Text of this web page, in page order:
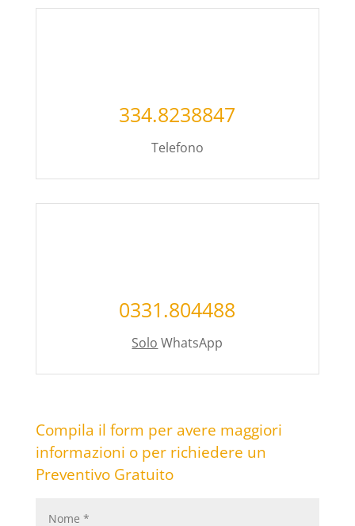
334.8238847
Telefono
0331.804488
Solo WhatsApp
Compila il form per avere maggiori
informazioni o per richiedere un
Preventivo Gratuito